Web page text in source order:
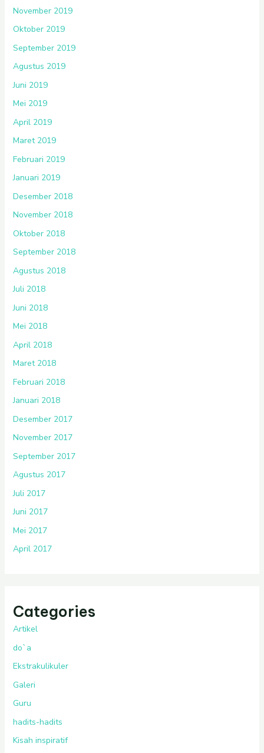
November 2019
Oktober 2019
September 2019
Agustus 2019
Juni 2019
Mei 2019
April 2019
Maret 2019
Februari 2019
Januari 2019
Desember 2018
November 2018
Oktober 2018
September 2018
Agustus 2018
Juli 2018
Juni 2018
Mei 2018
April 2018
Maret 2018
Februari 2018
Januari 2018
Desember 2017
November 2017
September 2017
Agustus 2017
Juli 2017
Juni 2017
Mei 2017
April 2017
Categories
Artikel
do`a
Ekstrakulikuler
Galeri
Guru
hadits-hadits
Kisah inspiratif